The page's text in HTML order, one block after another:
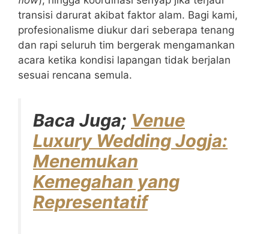
transisi darurat akibat faktor alam. Bagi kami,
profesionalisme diukur dari seberapa tenang
dan rapi seluruh tim bergerak mengamankan
acara ketika kondisi lapangan tidak berjalan
sesuai rencana semula.
Baca Juga; Venue
Luxury Wedding Jogja:
Menemukan
Kemegahan yang
Representatif